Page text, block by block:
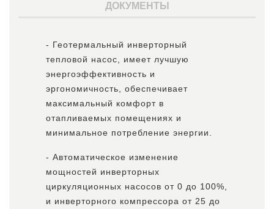
ДОКУМЕНТЫ
- Геотермальный инверторный
тепловой насос, имеет лучшую
энергоэффективность и
эргономичность, обеспечивает
максимальный комфорт в
отапливаемых помещениях и
минимальное потребление энергии.
- Автоматическое изменение
мощностей инверторных
циркуляционных насосов от 0 до 100%,
и инверторного компрессора от 25 до